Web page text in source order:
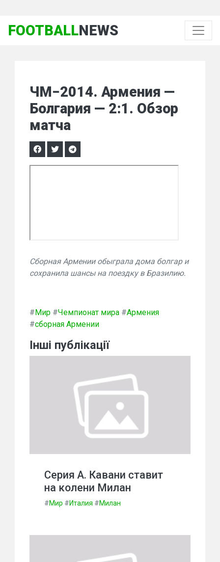
FOOTBALLNEWS
ЧМ−2014. Армения —
Болгария — 2:1. Обзор
матча
Сборная Армении обыграла дома болгар и
сохранила шансы на поездку в Бразилию.
#Мир #Чемпионат мира #Армения
#сборная Армении
Інші публікації
Серия А. Кавани ставит
на колени Милан
#Мир #Италия #Милан